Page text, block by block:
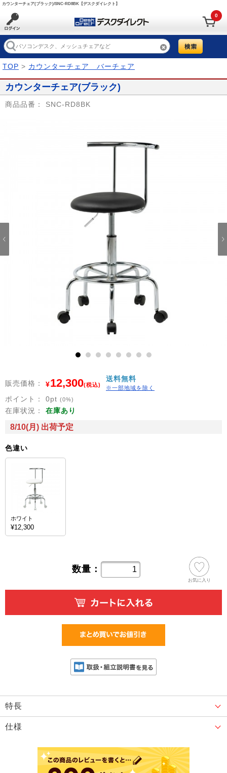
カウンターチェア(ブラック)/SNC-RD8BK【デスクダイレクト】
0
TOP > カウンターチェア バーチェア
カウンターチェア(ブラック)
商品品番： SNC-RD8BK
販売価格： ¥12,300(税込)
送料無料
※一部地域を除く
ポイント： 0pt (0%)
在庫状況： 在庫あり
8/10(月) 出荷予定
色違い
ホワイト
¥12,300
数量：
お気に入り
特長
仕様